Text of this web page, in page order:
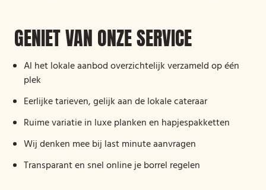
GENIET VAN ONZE SERVICE
Al het lokale aanbod overzichtelijk verzameld op één
plek
Eerlijke tarieven, gelijk aan de lokale cateraar
Ruime variatie in luxe planken en hapjespakketten
Wij denken mee bij last minute aanvragen
Transparant en snel online je borrel regelen